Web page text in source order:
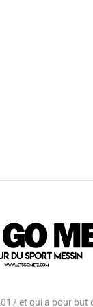
et qui a pour